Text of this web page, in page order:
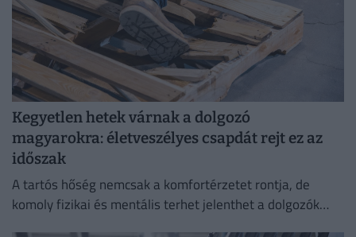
Kegyetlen hetek várnak a dolgozó
magyarokra: életveszélyes csapdát rejt ez az
időszak
A tartós hőség nemcsak a komfortérzetet rontja, de
komoly fizikai és mentális terhet jelenthet a dolgozók